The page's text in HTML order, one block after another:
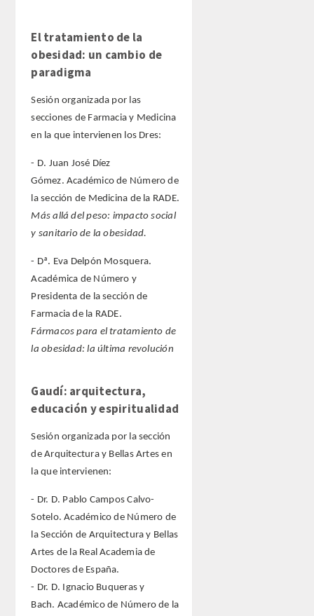
El tratamiento de la
obesidad: un cambio de
paradigma
Sesión organizada por las
secciones de Farmacia y Medicina
en la que intervienen los Dres:
- D. Juan José Díez
Gómez. Académico de Número de
la sección de Medicina de la RADE.
Más allá del peso: impacto social
y sanitario de la obesidad.
- Dª. Eva Delpón Mosquera.
Académica de Número y
Presidenta de la sección de
Farmacia de la RADE.
Fármacos para el tratamiento de
la obesidad: la última revolución
Gaudí: arquitectura,
educación y espiritualidad
Sesión organizada por la sección
de Arquitectura y Bellas Artes en
la que intervienen:
- Dr. D. Pablo Campos Calvo-
Sotelo. Académico de Número de
la Sección de Arquitectura y Bellas
Artes de la Real Academia de
Doctores de España.
- Dr. D. Ignacio Buqueras y
Bach. Académico de Número de la